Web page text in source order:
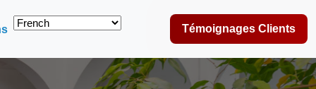
Témoignages Clients